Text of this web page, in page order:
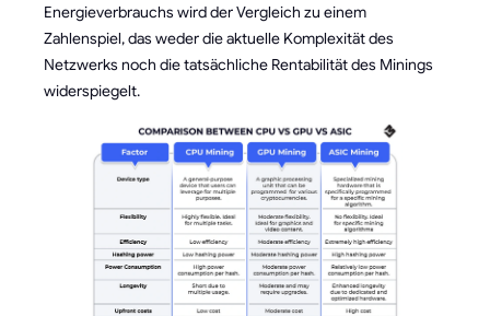
Energieverbrauchs wird der Vergleich zu einem
Zahlenspiel, das weder die aktuelle Komplexität des
Netzwerks noch die tatsächliche Rentabilität des Minings
widerspiegelt.